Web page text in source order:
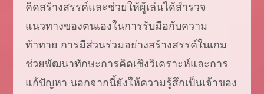
คิดสร้างสรรค์และช่วยให้ผู้เล่นได้สำรวจ
แนวทางของตนเองในการรับมือกับความ
ท้าทาย การมีส่วนร่วมอย่างสร้างสรรค์ในเกม
ช่วยพัฒนาทักษะการคิดเชิงวิเคราะห์และการ
แก้ปัญหา นอกจากนี้ยังให้ความรู้สึกเป็นเจ้าของ